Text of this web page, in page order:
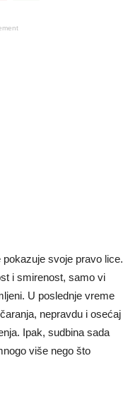
svoje pravo lice.
i smirenost, samo vi
U poslednje vreme
nepravdu i osećaj
Ipak, sudbina sada
više nego što